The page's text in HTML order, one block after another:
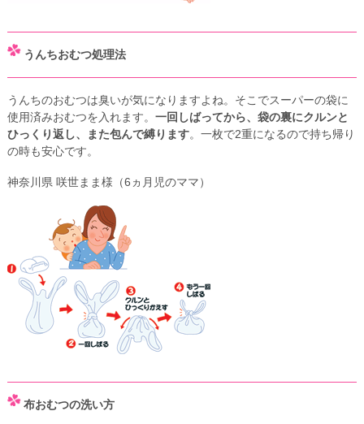
うんちおむつ処理法
うんちのおむつは臭いが気になりますよね。そこでスーパーの袋に
使用済みおむつを入れます。 一回しばってから、袋の裏にクルンと
ひっくり返し、また包んで縛ります。一枚で2重になるので持ち帰り
の時も安心です。
神奈川県 咲世まま様（6ヵ月児のママ）
布おむつの洗い方